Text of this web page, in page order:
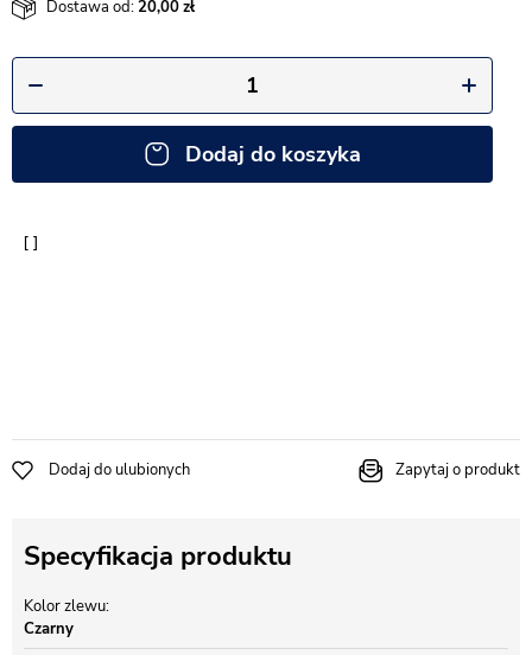
Dostawa od:20,00
Dodaj do koszyka
Dodaj do ulubionych Zapytaj o produkt
Specyfikacja produktu
Kolor zlewu
Czarny